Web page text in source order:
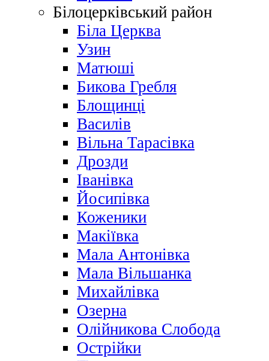
Білоцерківський район
Біла Церква
Узин
Матюші
Бикова Гребля
Блощинці
Василів
Вільна Тарасівка
Дрозди
Іванівка
Йосипівка
Коженики
Макіївка
Мала Антонівка
Мала Вільшанка
Михайлівка
Озерна
Олійникова Слобода
Острійки